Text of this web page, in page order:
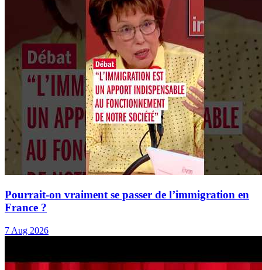
Pourrait-on vraiment se passer de l’immigration en
France ?
7 Aug 2026